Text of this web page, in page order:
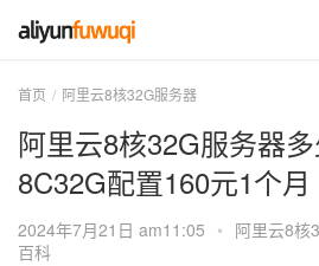
首页 阿里云8核32G服务器
阿里云8核32G服务器
8C32G配置160元1个月
2024年7月21日 am11:05 • 阿里云8核
百科